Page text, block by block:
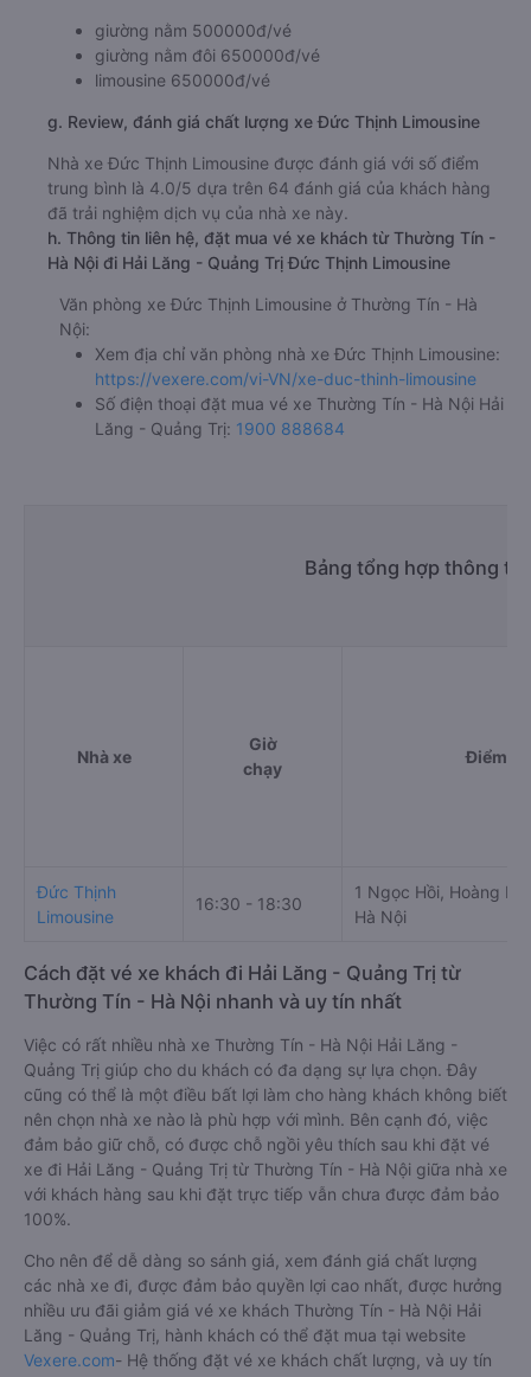
giường nằm 500000đ/vé
giường nằm đôi 650000đ/vé
limousine 650000đ/vé
g. Review, đánh giá chất lượng xe Đức Thịnh Limousine
Nhà xe Đức Thịnh Limousine được đánh giá với số điểm
trung bình là 4.0/5 dựa trên 64 đánh giá của khách hàng
đã trải nghiệm dịch vụ của nhà xe này.
h. Thông tin liên hệ, đặt mua vé xe khách từ Thường Tín -
Hà Nội đi Hải Lăng - Quảng Trị Đức Thịnh Limousine
Văn phòng xe Đức Thịnh Limousine ở Thường Tín - Hà
Nội:
Xem địa chỉ văn phòng nhà xe Đức Thịnh Limousine:
https://vexere.com/vi-VN/xe-duc-thinh-limousine
Số điện thoại đặt mua vé xe Thường Tín - Hà Nội Hải
Lăng - Quảng Trị: 1900 888684
Bảng tổng hợp thông
Nhà xe
Giờ
chạy
Điểm đi
Đức Thịnh
Limousine
16:30 - 18:30
1 Ngọc Hồi, Hoàng
Hà Nội
Cách đặt vé xe khách đi Hải Lăng - Quảng Trị từ
Thường Tín - Hà Nội nhanh và uy tín nhất
Việc có rất nhiều nhà xe Thường Tín - Hà Nội Hải Lăng -
Quảng Trị giúp cho du khách có đa dạng sự lựa chọn. Đây
cũng có thể là một điều bất lợi làm cho hàng khách không biết
nên chọn nhà xe nào là phù hợp với mình. Bên cạnh đó, việc
đảm bảo giữ chỗ, có được chỗ ngồi yêu thích sau khi đặt vé
xe đi Hải Lăng - Quảng Trị từ Thường Tín - Hà Nội giữa nhà xe
với khách hàng sau khi đặt trực tiếp vẫn chưa được đảm bảo
100%.
Cho nên để dễ dàng so sánh giá, xem đánh giá chất lượng
các nhà xe đi, được đảm bảo quyền lợi cao nhất, được hưởng
nhiều ưu đãi giảm giá vé xe khách Thường Tín - Hà Nội Hải
Lăng - Quảng Trị, hành khách có thể đặt mua tại website
Vexere.com- Hệ thống đặt vé xe khách chất lượng, và uy tín